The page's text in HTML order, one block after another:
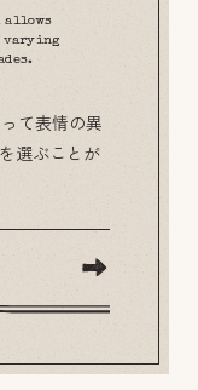
allows
varying
て表情の異
選ぶことが